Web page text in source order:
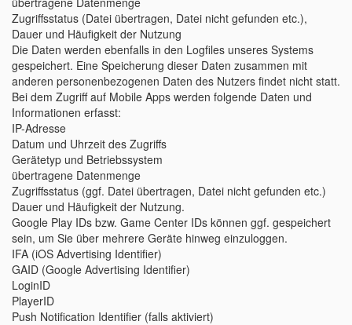
Zugriffsstatus (Datei übertragen, Datei nicht gefunden etc.),
Dauer und Häufigkeit der Nutzung
Die Daten werden ebenfalls in den Logfiles unseres Systems
gespeichert. Eine Speicherung dieser Daten zusammen mit
anderen personenbezogenen Daten des Nutzers findet nicht statt.
Bei dem Zugriff auf Mobile Apps werden folgende Daten und
Informationen erfasst:
IP-Adresse
Datum und Uhrzeit des Zugriffs
Gerätetyp und Betriebssystem
übertragene Datenmenge
Zugriffsstatus (ggf. Datei übertragen, Datei nicht gefunden etc.)
Dauer und Häufigkeit der Nutzung.
Google Play IDs bzw. Game Center IDs können ggf. gespeichert
sein, um Sie über mehrere Geräte hinweg einzuloggen.
IFA (iOS Advertising Identifier)
GAID (Google Advertising Identifier)
LoginID
PlayerID
Push Notification Identifier (falls aktiviert)